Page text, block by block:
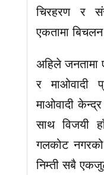
चिरहरण र
एकतामा
अहिले
र माओवादी
माओवादी केन्द्र
साथ विजयी
गलकोट नगरको
निम्ती सबै